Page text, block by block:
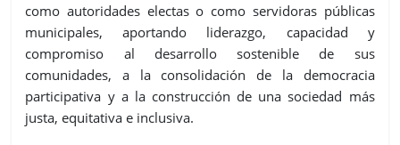
como autoridades electas o como servidoras públicas
municipales, aportando liderazgo, capacidad y
compromiso al desarrollo sostenible de sus
comunidades, a la consolidación de la democracia
participativa y a la construcción de una sociedad más
justa, equitativa e inclusiva.